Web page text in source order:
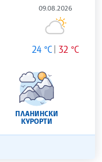
09.08.2026
24 °C 32 °C
ПЛАНИНСКИ
КУРОРТИ